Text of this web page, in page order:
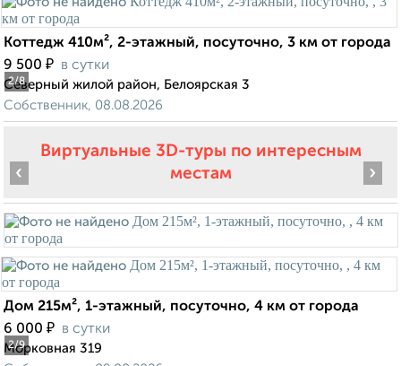
2/8
Коттедж 410м², 2-этажный, посуточно, 3 км от города
9 500 ₽ в сутки
Северный жилой район, Белоярская 3
Собственник, 08.08.2026
Виртуальные 3D-туры по интересным
местам
2/9
‹ ›
Дом 215м², 1-этажный, посуточно, 4 км от города
6 000 ₽ в сутки
Морковная 319